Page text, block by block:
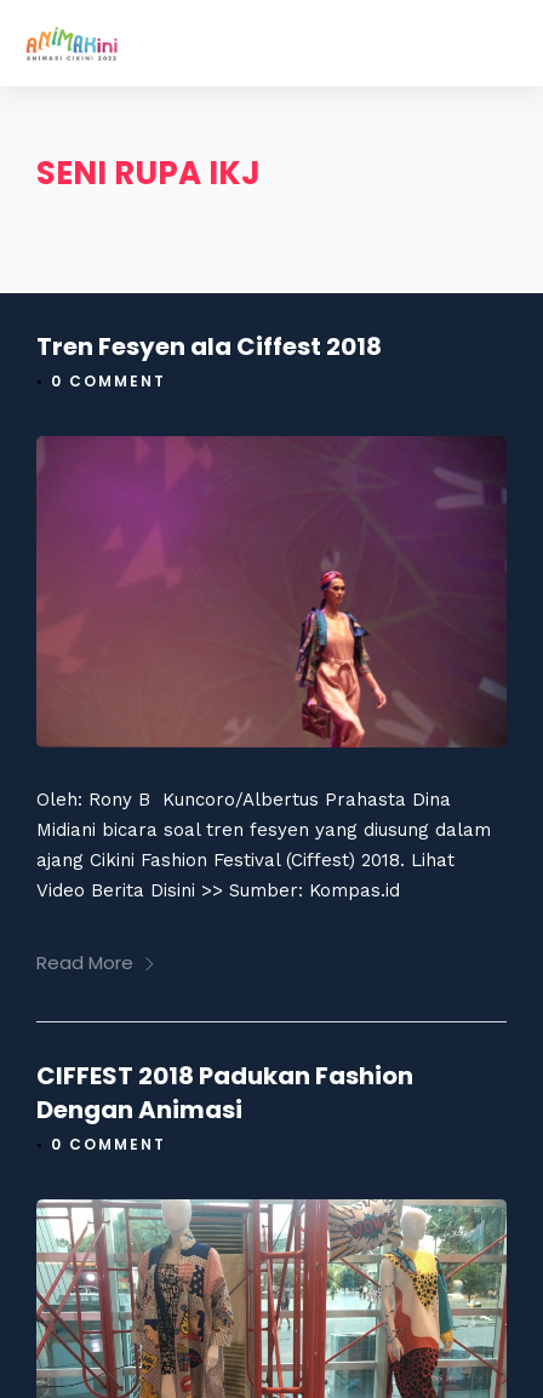
SENI RUPA IKJ
Tren Fesyen ala Ciffest 2018
• 0 COMMENT
Oleh: Rony B Kuncoro/Albertus Prahasta Dina
Midiani bicara soal tren fesyen yang diusung dalam
ajang Cikini Fashion Festival (Ciffest) 2018. Lihat
Video Berita Disini >> Sumber: Kompas.id
Read More
CIFFEST 2018 Padukan Fashion
Dengan Animasi
• 0 COMMENT